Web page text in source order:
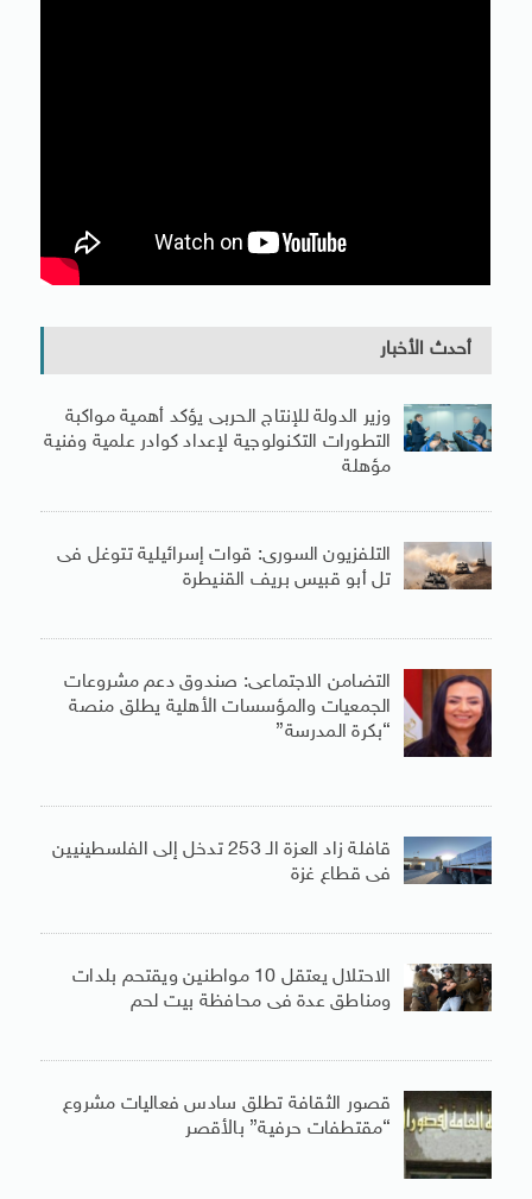
أحدث الأخبار
وزير الدولة للإنتاج الحربى يؤكد أهمية مواكبة
التطورات التكنولوجية لإعداد كوادر علمية وفنية
مؤهلة
التلفزيون السورى: قوات إسرائيلية تتوغل فى
تل أبو قبيس بريف القنيطرة
التضامن الاجتماعى: صندوق دعم مشروعات
الجمعيات والمؤسسات الأهلية يطلق منصة
“بكرة المدرسة”
قافلة زاد العزة الـ 253 تدخل إلى الفلسطينيين
فى قطاع غزة
الاحتلال يعتقل 10 مواطنين ويقتحم بلدات
ومناطق عدة فى محافظة بيت لحم
قصور الثقافة تطلق سادس فعاليات مشروع
“مقتطفات حرفية” بالأقصر